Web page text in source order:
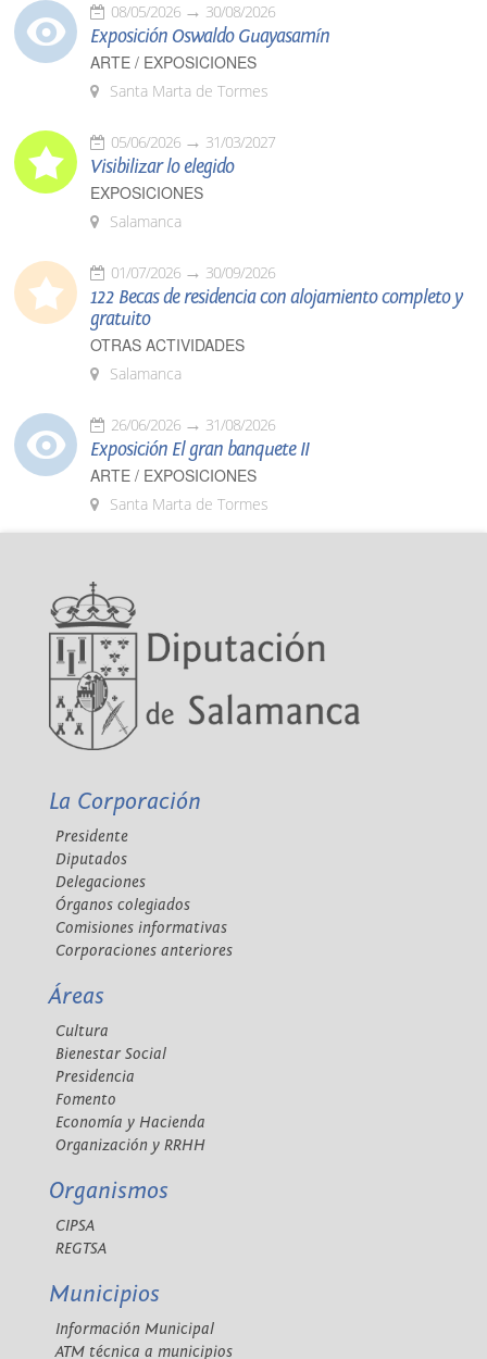
08/05/2026 30/08/2026
Exposición Oswaldo Guayasamín
ARTE / EXPOSICIONES
Santa Marta de Tormes
05/06/2026 31/03/2027
Visibilizar lo elegido
EXPOSICIONES
Salamanca
01/07/2026 30/09/2026
122 Becas de residencia con alojamiento completo y
gratuito
OTRAS ACTIVIDADES
Salamanca
26/06/2026 31/08/2026
Exposición El gran banquete II
ARTE / EXPOSICIONES
Santa Marta de Tormes
La Corporación
Presidente
Diputados
Delegaciones
Órganos colegiados
Comisiones informativas
Corporaciones anteriores
Áreas
Cultura
Bienestar Social
Presidencia
Fomento
Economía y Hacienda
Organización y RRHH
Organismos
CIPSA
REGTSA
Municipios
Información Municipal
ATM técnica a municipios